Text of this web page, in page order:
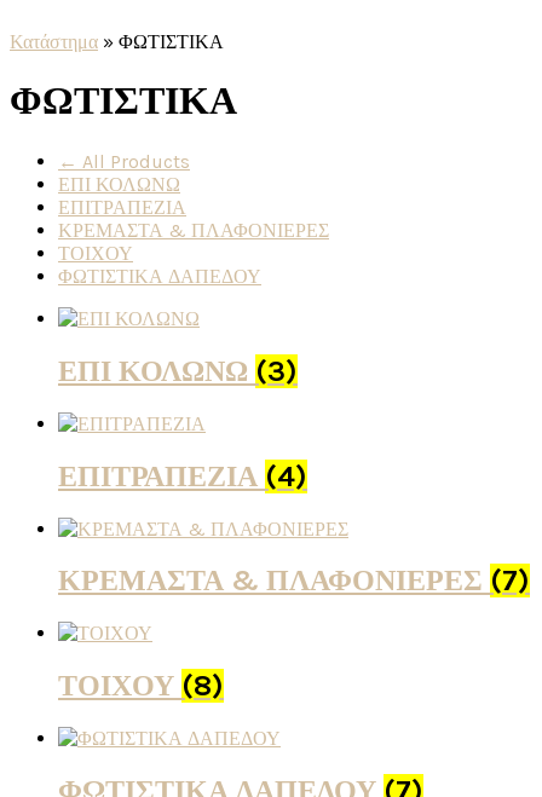
Κατάστημα » ΦΩΤΙΣΤΙΚΑ
ΦΩΤΙΣΤΙΚΑ
← All Products
ΕΠΙ ΚΟΛΩΝΩ
ΕΠΙΤΡΑΠΕΖΙΑ
ΚΡΕΜΑΣΤΑ & ΠΛΑΦΟΝΙΕΡΕΣ
ΤΟΙΧΟΥ
ΦΩΤΙΣΤΙΚΑ ΔΑΠΕΔΟΥ
ΕΠΙ ΚΟΛΩΝΩ (3)
ΕΠΙΤΡΑΠΕΖΙΑ (4)
ΚΡΕΜΑΣΤΑ & ΠΛΑΦΟΝΙΕΡΕΣ (7)
ΤΟΙΧΟΥ (8)